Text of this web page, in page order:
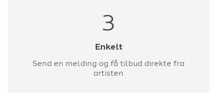
3
Enkelt
Send en melding og få tilbud direkte fra
artisten